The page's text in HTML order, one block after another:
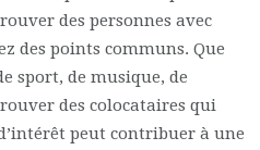
des personnes avec
des points communs. Que
sport, de musique, de
des colocataires qui
peut contribuer à une